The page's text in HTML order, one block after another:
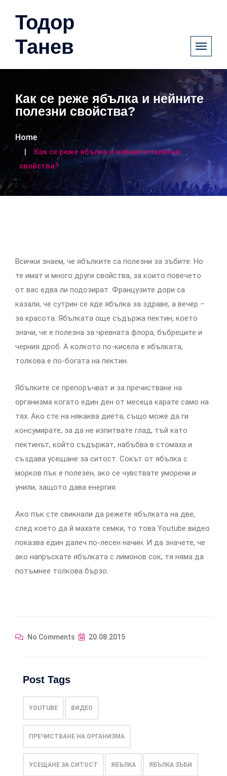
Тодор
Танев
Как се реже ябълка и нейните
полезни свойства?
Home
Как се реже ябълка и нейните полезни
свойства?
Всички знаем, че ябълките са полезни за зъбите. Но
те имат и много други свойства, за които повечето
от вас едва ли подозират. Французите дори са
казали, че сутрин се яде ябълка за здраве, а вечер –
за красота. Ябълката още съдържа пектин, което
значи, че е полезна за чревната флора, бъбреците и
черния дроб. А колкото по-кисела е ябълката,
толкова е по-богата на пектин.
Ябълките се препоръчват и за пречистване на
организма когато един ден от месеца карате само на
тях. Ако сте на някаква диета, също може да ги
консумирате, за да не изпитвате глад, тъй като
пектинът, който съдържат, набъбва в стомаха и
създава усещане за ситост. Сокът от ябълка с
морков пък е полезен, ако се чувствате уморени и
унили, защото дава енергия.
Ако пък сте свикнали да режете ябълката на две,
след което да й махате семки, то това Youtube видео
показва един далеч по-лесен начин. И да значете, че
ако напръскате ябълката с лимонов сок, тя няма да
потъмнее толкова бързо.
No Comments 20.08.2015
Post Tags
YOUTUBE ВИДЕО
ПРЕЧИСТВАНЕ НА ОРГАНИЗМА
УСЕЩАНЕ ЗА СИТОСТ ЯБЪЛКА ЯБЪЛКА ЗЪБИ